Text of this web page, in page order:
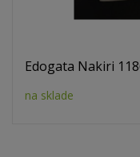
Edogata Nakiri
na sklade